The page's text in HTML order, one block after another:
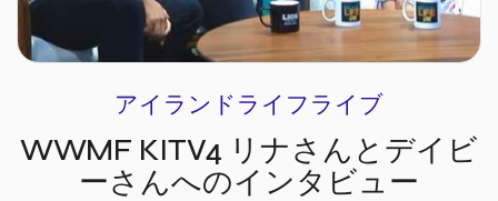
アイランドライフライブ
WWMF KITV4 リナさんとデイビ
ーさんへのインタビュー